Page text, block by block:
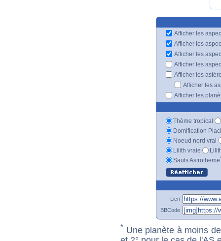
Afficher les
Afficher les
Afficher les
Afficher les
Afficher les
Afficher les
Afficher les
Thème tropical
Domification
Noeud nord vrai
Lilith vraie
Sauts Astrotheme
Lien
BBCode
* Une planète à moins